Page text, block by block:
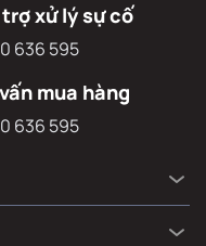
trợ xử lý sự cố
636 595
mua hàng
636 595